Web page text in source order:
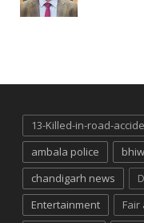
13-Killed-in-road-
ambala police
chandigarh news
Entertainment
Fair